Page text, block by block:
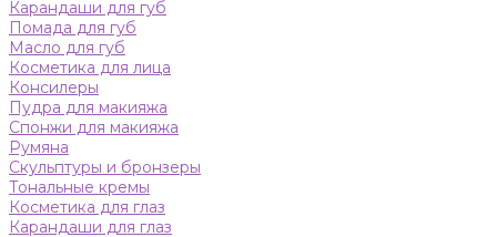
Карандаши для губ
Помада для губ
Масло для губ
Косметика для лица
Консилеры
Пудра для макияжа
Спонжи для макияжа
Румяна
Скульптуры и бронзеры
Тональные кремы
Косметика для глаз
Карандаши для глаз